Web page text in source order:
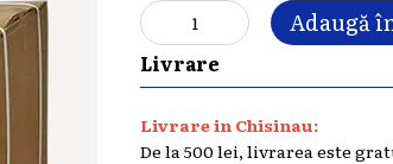
Adaugă
Livrare
Livrare in Chisinau:
De la 500 lei, livrarea este